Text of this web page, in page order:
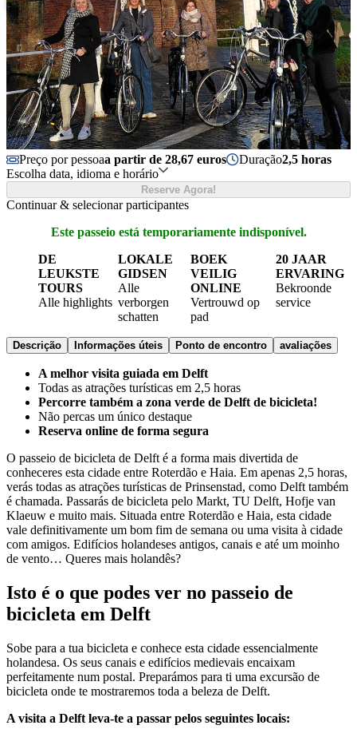
Preço por pessoaa partir de 28,67 euros Duração2,5 horas
Escolha data, idioma e horário
Reserve Agora!
Continuar & selecionar participantes
Este passeio está temporariamente indisponível.
DE
LEUKSTE
TOURS
Alle highlights
LOKALE
GIDSEN
Alle
verborgen
schatten
BOEK
VEILIG
ONLINE
Vertrouwd op
pad
20 JAAR
ERVARING
Bekroonde
service
Descrição Informações úteis Ponto de encontro avaliações
A melhor visita guiada em Delft
Todas as atrações turísticas em 2,5 horas
Percorre também a zona verde de Delft de bicicleta!
Não percas um único destaque
Reserva online de forma segura
O passeio de bicicleta de Delft é a forma mais divertida de
conheceres esta cidade entre Roterdão e Haia. Em apenas 2,5 horas,
verás todas as atrações turísticas de Prinsenstad, como Delft também
é chamada. Passarás de bicicleta pelo Markt, TU Delft, Hofje van
Klaeuw e muito mais. Situada entre Roterdão e Haia, esta cidade
vale definitivamente um bom fim de semana ou uma visita à cidade
com amigos. Edifícios holandeses antigos, canais e até um moinho
de vento… Queres mais holandês?
Isto é o que podes ver no passeio de
bicicleta em Delft
Sobe para a tua bicicleta e conhece esta cidade essencialmente
holandesa. Os seus canais e edifícios medievais encaixam
perfeitamente num postal. Preparámos para ti uma excursão de
bicicleta onde te mostraremos toda a beleza de Delft.
A visita a Delft leva-te a passar pelos seguintes locais: